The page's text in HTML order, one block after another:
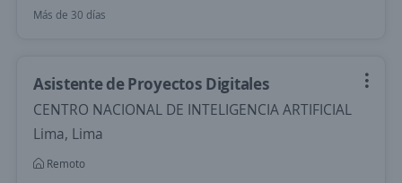
Más de 30 días
Asistente de Proyectos Digitales
CENTRO NACIONAL DE INTELIGENCIA ARTIFICIAL
Lima, Lima
Remoto